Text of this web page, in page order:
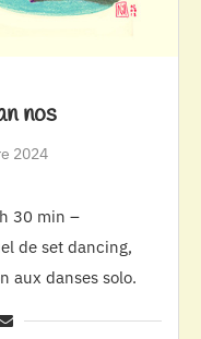
nos
2024
30 min –
de set dancing,
aux danses solo.